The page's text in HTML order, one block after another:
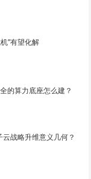
”有望化解
的算力底座怎么建？
战略升维意义几何？